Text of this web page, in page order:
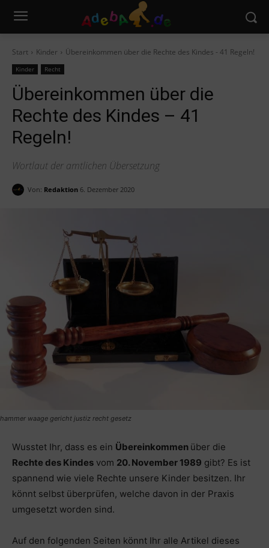
Start Kinder Übereinkommen über die Rechte des Kindes - 41 Regeln!
Kinder Recht
Übereinkommen über die
Rechte des Kindes – 41
Regeln!
Wortlaut der amtlichen Übersetzung
Von: Redaktion 6. Dezember 2020
hammer waage gericht justiz recht gesetz
Wusstet Ihr, dass es ein Übereinkommen über die
Rechte des Kindes vom 20. November 1989 gibt? Es ist
spannend wie viele Rechte unsere Kinder besitzen. Ihr
könnt selbst überprüfen, welche davon in der Praxis
umgesetzt worden sind.
Auf den folgenden Seiten könnt Ihr alle Artikel dieses